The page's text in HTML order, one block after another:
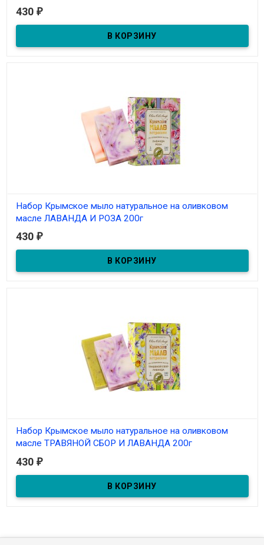
Под заказ
430 ₽
Набор Крымское мыло натуральное на оливковом
масле ЛАВАНДА И РОЗА 200г
Под заказ
430 ₽
Набор Крымское мыло натуральное на оливковом
масле ТРАВЯНОЙ СБОР И ЛАВАНДА 200г
Под заказ
430 ₽